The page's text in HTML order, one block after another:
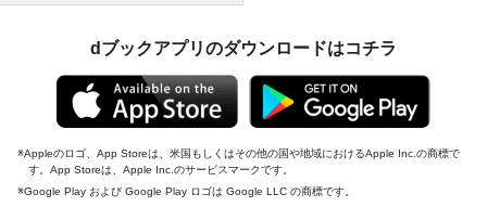
dブックアプリのダウンロードはコチラ
Appleのロゴ、App Storeは、米国もしくはその他の国や地域におけるApple Inc.の商標で
す。App Storeは、Apple Inc.のサービスマークです。
Google Play および Google Play ロゴは Google LLC の商標です。